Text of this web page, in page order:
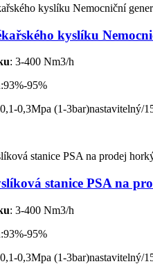
kyslíku
: 3-400 Nm3/h
:93%-95%
0,3Mpa (1-3bar)nastavitelný/
stanice PSA na
: 3-400 Nm3/h
:93%-95%
0,3Mpa (1-3bar)nastavitelný/